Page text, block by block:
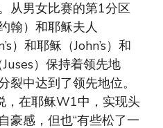
从男女比赛的第1分区
翰）和耶稣夫人
）和耶稣（John’s）和
）保持着领先地
裂中达到了领先地位。
，在耶稣W1中，实现头
豪感，但也“有些松了一